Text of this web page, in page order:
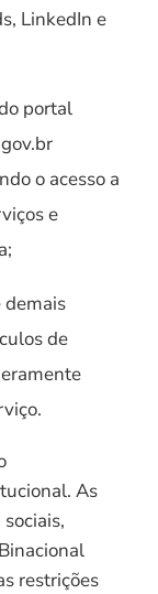
LinkedIn e
portal
o acesso a
e
demais
de
As
restrições